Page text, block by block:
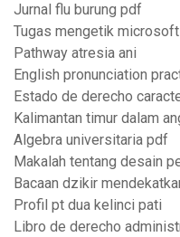
Jurnal flu burung pdf
Tugas mengetik
Pathway atresia ani
English pronunciation
Estado de derecho
Kalimantan timur dalam
Algebra universitaria pdf
Makalah tentang desain
Bacaan dzikir
Profil pt dua kelinci pati
Libro de derecho